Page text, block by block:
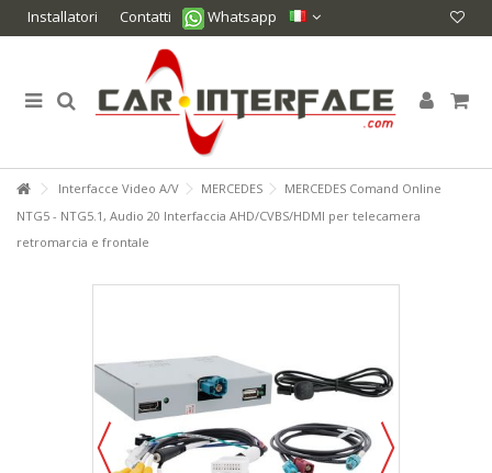
Installatori Contatti Whatsapp
Interfacce Video A/V MERCEDES
MERCEDES Comand Online
NTG5 - NTG5.1, Audio 20 Interfaccia AHD/CVBS/HDMI per telecamera
retromarcia e frontale